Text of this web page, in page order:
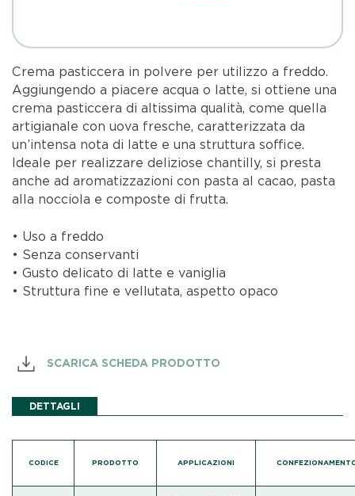
Crema pasticcera in polvere per utilizzo a freddo.
Aggiungendo a piacere acqua o latte, si ottiene una
crema pasticcera di altissima qualità, come quella
artigianale con uova fresche, caratterizzata da
un’intensa nota di latte e una struttura soffice.
Ideale per realizzare deliziose chantilly, si presta
anche ad aromatizzazioni con pasta al cacao, pasta
alla nocciola e composte di frutta.
• Uso a freddo
• Senza conservanti
• Gusto delicato di latte e vaniglia
• Struttura fine e vellutata, aspetto opaco
SCARICA SCHEDA PRODOTTO
DETTAGLI
CODICE PRODOTTO APPLICAZIONI